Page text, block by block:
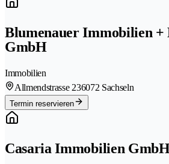
Blumenauer Immobilien +
GmbH
Immobilien
Allmendstrasse 236072 Sachseln
Termin reservieren
Casaria Immobilien